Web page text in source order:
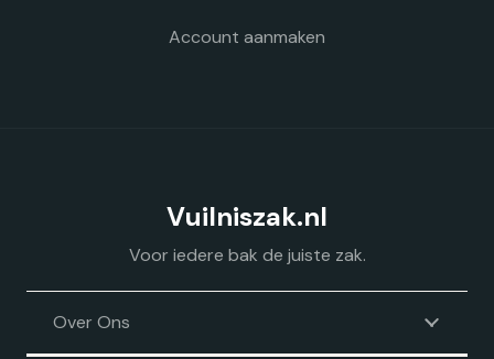
Account aanmaken
Vuilniszak.nl
Voor iedere bak de juiste zak.
Over Ons